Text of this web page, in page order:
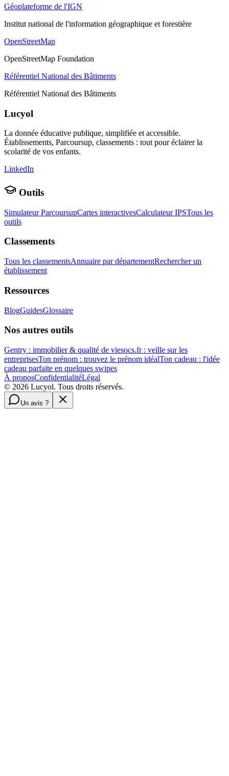
Géoplateforme de l'IGN
Institut national de l'information géographique et forestière
OpenStreetMap
OpenStreetMap Foundation
Référentiel National des Bâtiments
Référentiel National des Bâtiments
Lucyol
La donnée éducative publique, simplifiée et accessible.
Établissements, Parcoursup, classements : tout pour éclairer la
scolarité de vos enfants.
LinkedIn
Outils
Simulateur ParcoursupCartes interactivesCalculateur IPSTous les
outils
Classements
Tous les classementsAnnuaire par départementRechercher un
établissement
Ressources
BlogGuidesGlossaire
Nos autres outils
Gentry : immobilier & qualité de viesocs.fr : veille sur les
entreprisesTon prénom : trouvez le prénom idéalTon cadeau : l'idée
cadeau parfaite en quelques swipes
À proposConfidentialitéLégal
© 2026 Lucyol. Tous droits réservés.
Un avis ?